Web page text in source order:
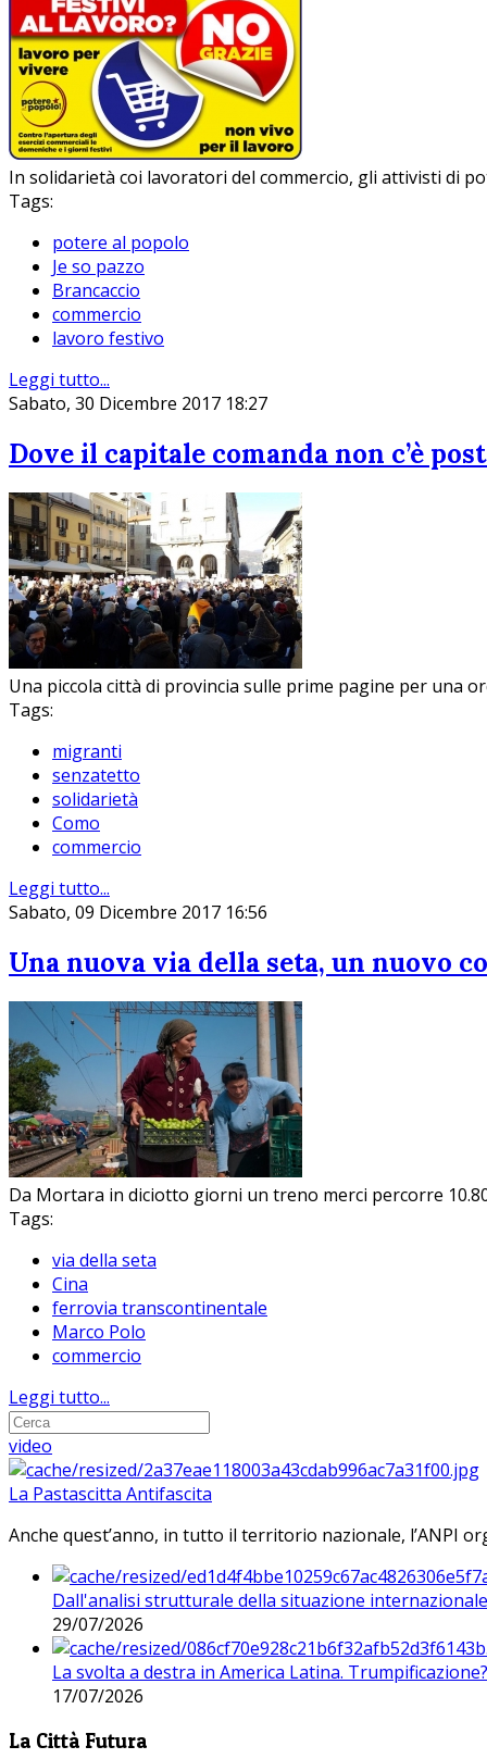
In solidarietà coi lavoratori del commercio, gli attivisti di
Tags:
potere al popolo
Je so pazzo
Brancaccio
commercio
lavoro festivo
Leggi tutto...
Sabato, 30 Dicembre 2017 18:27
Dove il capitale comanda non c’è
Una piccola città di provincia sulle prime pagine per una
Tags:
migranti
senzatetto
solidarietà
Como
commercio
Leggi tutto...
Sabato, 09 Dicembre 2017 16:56
Una nuova via della seta, un nuovo
Da Mortara in diciotto giorni un treno merci percorre
Tags:
via della seta
Cina
ferrovia transcontinentale
Marco Polo
commercio
Leggi tutto...
video
La Pastascitta Antifascita
Anche quest’anno, in tutto il territorio nazionale, l’ANPI
Dall'analisi strutturale della situazione
29/07/2026
La svolta a destra in America Latina. Trumpificazione?
17/07/2026
La Città Futura